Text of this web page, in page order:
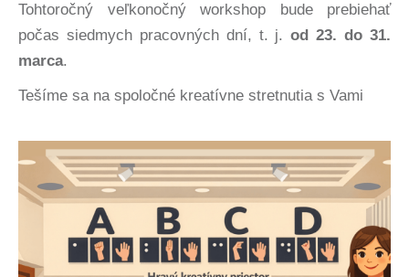
Tohtoročný veľkonočný workshop bude prebiehať
počas siedmych pracovných dní, t. j.od 23. do 31.
marca.
Tešíme sa na spoločné kreatívne stretnutia s Vami